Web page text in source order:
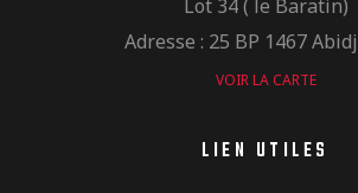
Lot 34 ( le Baratin)
Adresse : 25 BP 1467
VOIR LA CARTE
LIEN UTILES